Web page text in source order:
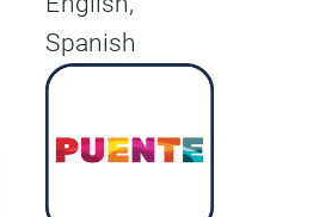
Spanish